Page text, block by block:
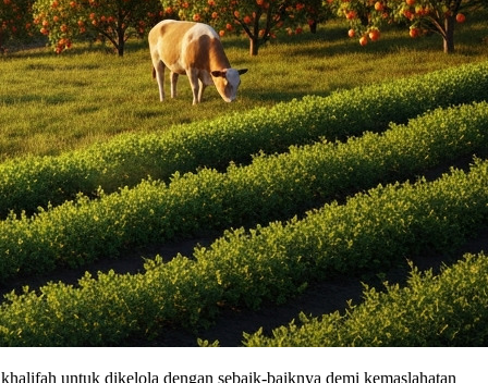
untuk dikelola dengan sebaik-baiknya demi kemaslahatan